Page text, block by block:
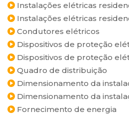
Instalações elétricas
Instalações elétricas
Condutores elétricos
Dispositivos de proteção
Dispositivos de proteção
Quadro de distribuição
Dimensionamento da
Dimensionamento da
Fornecimento de energia